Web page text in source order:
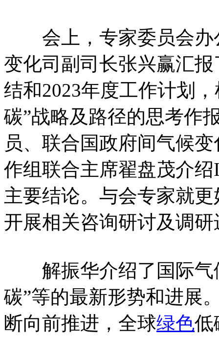
会上，专家委员会办
变化司副司长张兴赢汇
结和2023年度工作计划
碳”战略及路径的思考作
员、联合国政府间气候
作组联合主席翟盘茂介
主要结论。与会专家就
开展相关咨询研讨及调
解振华介绍了国际气
碳”等的最新形势和进展
断向前推进，全球绿色低